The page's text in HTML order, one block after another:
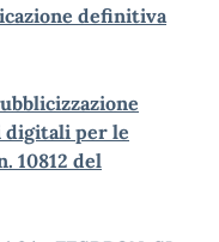
definitiva
digitali per le
10812 del